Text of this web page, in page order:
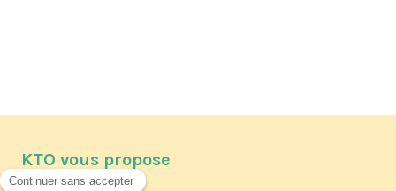
KTO vous propose